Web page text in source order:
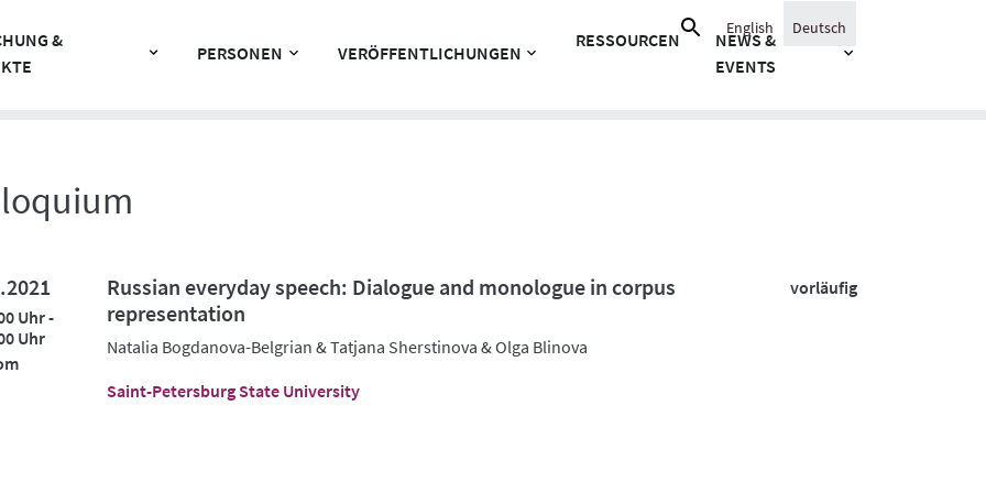
&
PERSONEN VERÖFFENTLICHUNGEN
RESSOURCEN
NEWS &
EVENTS
Suche
nach:
English Deutsch
Uhr -
Uhr
Russian everyday speech: Dialogue and monologue in corpus
representation
Natalia Bogdanova-Belgrian & Tatjana Sherstinova & Olga Blinova
Saint-Petersburg State University
vorläufig